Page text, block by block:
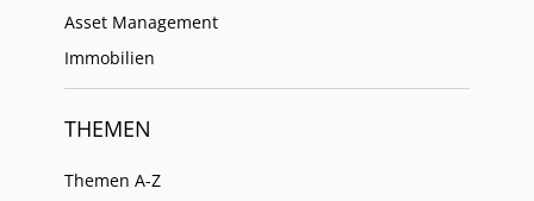
Asset Management
Immobilien
THEMEN
Themen A-Z